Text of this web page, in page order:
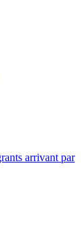
arrivant par